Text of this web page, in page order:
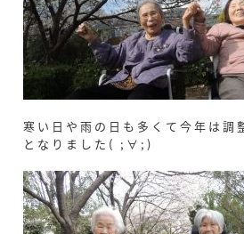
寒い日や雨の日も多くて今年は調
となりました( ;∀;)